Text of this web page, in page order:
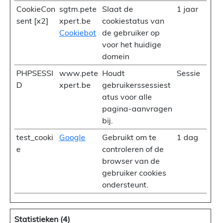
CookieCon
sent [x2]
sgtm.pete
xpert.be
Cookiebot
Slaat de
cookiestatus van
de gebruiker op
voor het huidige
domein
1 jaar
PHPSESSI
D
www.pete
xpert.be
Houdt
gebruikerssessiest
atus voor alle
pagina-aanvragen
bij.
Sessie
test_cooki
e
Google
Gebruikt om te
controleren of de
browser van de
gebruiker cookies
ondersteunt.
1 dag
Statistieken (4)